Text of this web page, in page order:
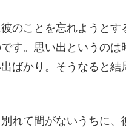
のことを忘れようと
す。思い出というの
ばかり。そうなると結
れて間がないうちに